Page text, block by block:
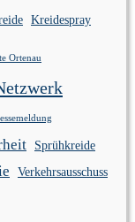
Kreidespray
Ortenau
Sprühkreide
Verkehrsausschuss